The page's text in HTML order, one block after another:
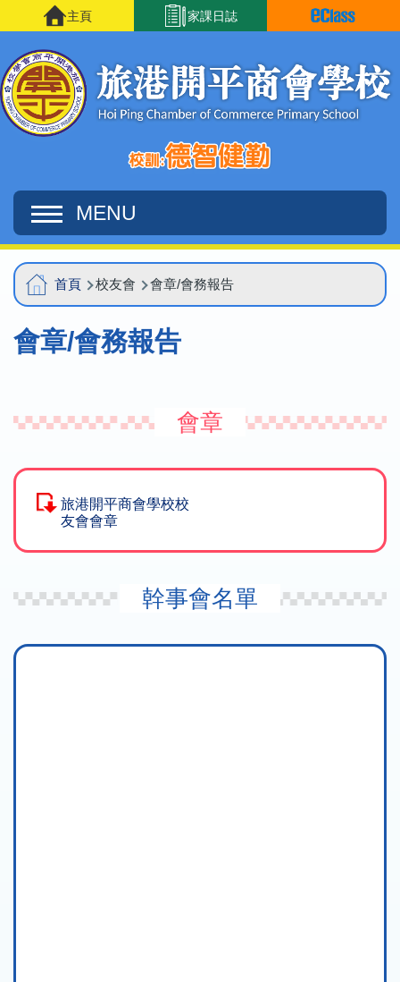
移至主內容 家課日誌
主頁
MENU
Main
navigation
導
航
連
首頁 校友會 會章/會務報告
會章/會務報告
會章
旅港開平商會學校校
友會會章
幹事會名單